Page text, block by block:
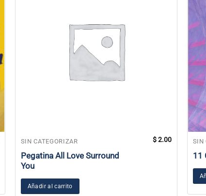
SIN CATEGORIZAR
Pegatina All Love Surround
You
$2.00
Añadir al carrito
SIN
11